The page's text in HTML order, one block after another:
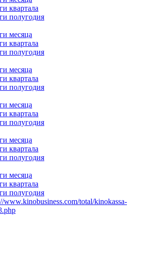
квартала
полугодия
месяца
квартала
полугодия
месяца
квартала
полугодия
месяца
квартала
полугодия
месяца
квартала
полугодия
месяца
квартала
полугодия
www.kinobusiness.com/total/kinokassa-